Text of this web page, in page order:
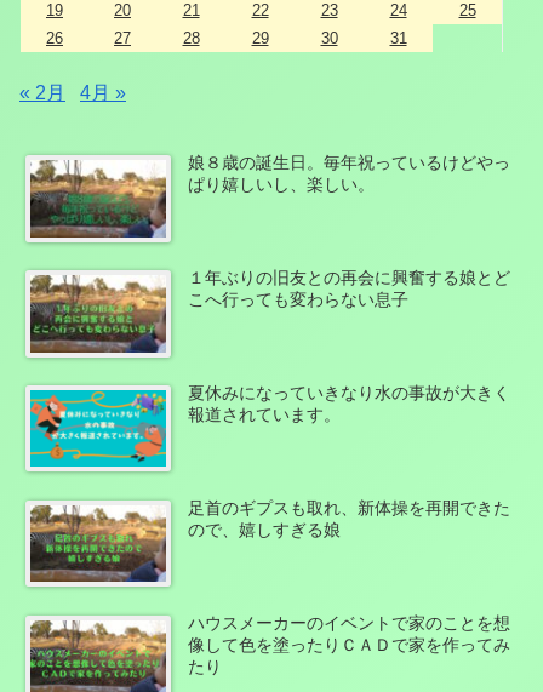
19
20 21 22 23 24
25
26
27 28 29 30 31
« 2月 4月 »
娘８歳の誕生日。毎年祝っているけどやっ
ぱり嬉しいし、楽しい。
１年ぶりの旧友との再会に興奮する娘とど
こへ行っても変わらない息子
夏休みになっていきなり水の事故が大きく
報道されています。
足首のギプスも取れ、新体操を再開できた
ので、嬉しすぎる娘
ハウスメーカーのイベントで家のことを想
像して色を塗ったりＣＡＤで家を作ってみ
たり